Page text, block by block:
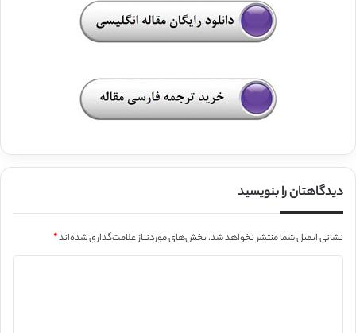
دیدگاهتان را بنویسید
نشانی ایمیل شما منتشر نخواهد شد.بخش‌های موردنیاز علامت‌گذاری شده‌اند*